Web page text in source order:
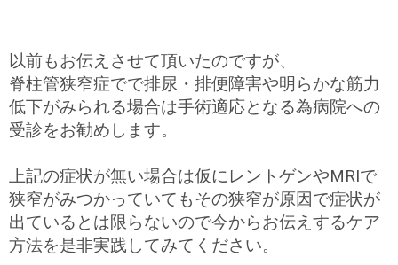
以前もお伝えさせて頂いたのですが、
脊柱管狭窄症でで排尿・排便障害や明らかな筋力
低下がみられる場合は手術適応となる為病院への
受診をお勧めします。
上記の症状が無い場合は仮にレントゲンやMRIで
狭窄がみつかっていてもその狭窄が原因で症状が
出ているとは限らないので今からお伝えするケア
方法を是非実践してみてください。